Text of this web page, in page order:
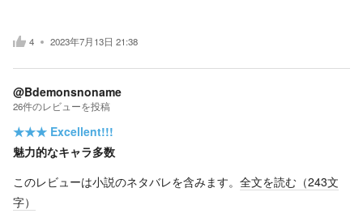
4 2023年7月13日 21:38
@Bdemonsnoname
26件のレビューを投稿
★★★ Excellent!!!
魅力的なキャラ多数
このレビューは小説のネタバレを含みます。 全文を読む（243文
字）